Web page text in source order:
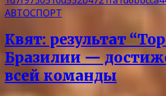
АВТОСПОРТ
Квят: результат
Бразилии —
всей команды